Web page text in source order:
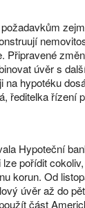
Připravené
úvěr s
na hypotéku
ředitelka řízení
Hypoteční
lze pořídit
korun. Od
úvěr až do
část